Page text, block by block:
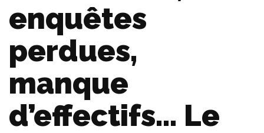
enquêtes
perdues,
manque
d’effectifs… Le